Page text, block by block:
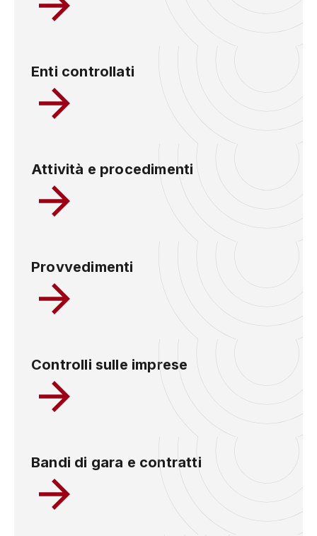
Enti controllati
Attività e procedimenti
Provvedimenti
Controlli sulle imprese
Bandi di gara e contratti